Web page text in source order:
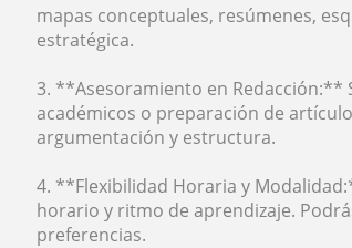
mapas conceptuales, resúmenes,
estratégica.
3. **Asesoramiento en Redacción:**
académicos o preparación de
argumentación y estructura.
4. **Flexibilidad Horaria y
horario y ritmo de aprendizaje.
preferencias.